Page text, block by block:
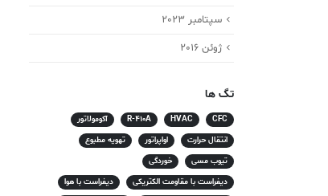
سپتامبر 2023
ژوئن 2016
تگ ها
CFC
HVAC
R-410A
آکومولاتور
انتقال حرارت
اواپراتور
تهویه مطبوع
تیوب مسی
خوردگی
دیفراست با مقاومت الکتریکی
دیفراست با هوا